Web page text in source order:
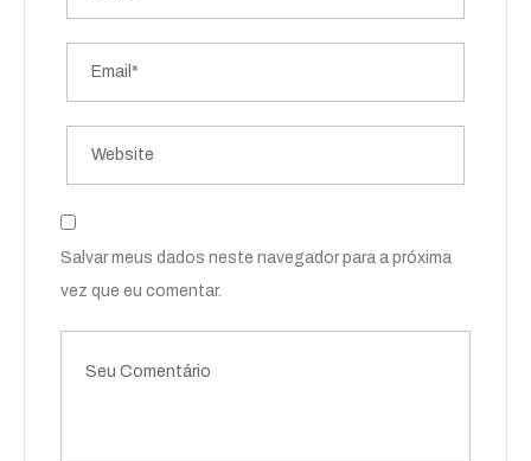
Salvar meus dados neste navegador para a próxima
vez que eu comentar.